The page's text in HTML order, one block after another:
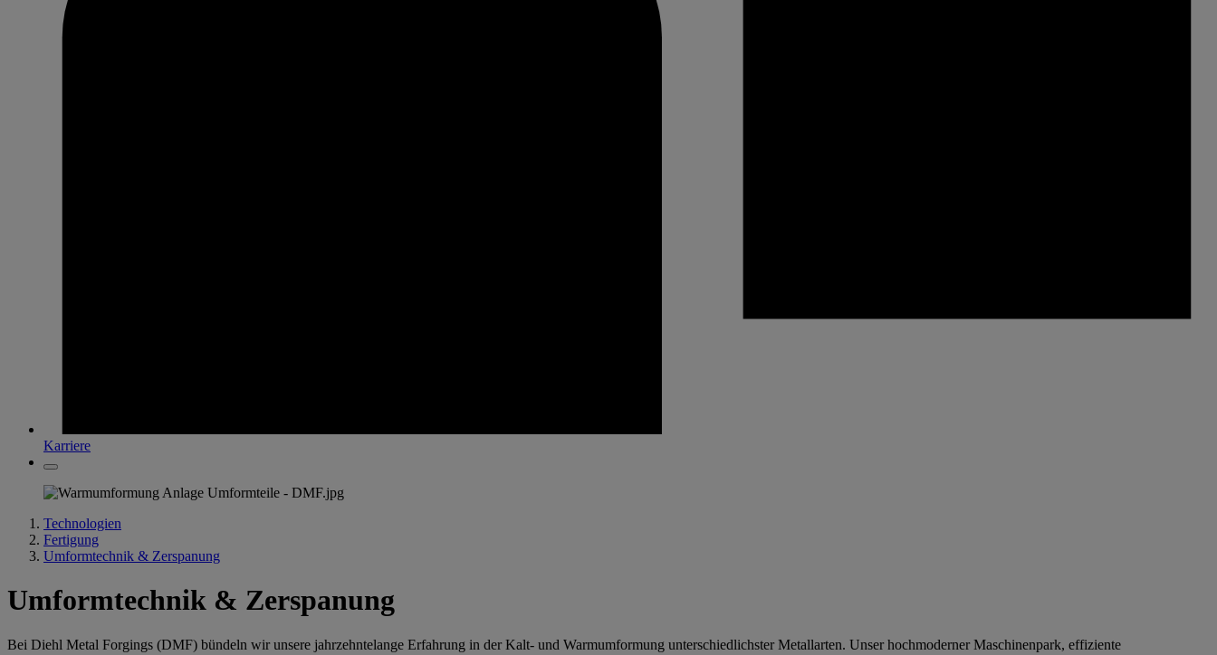
Karriere
Technologien
Fertigung
Umformtechnik & Zerspanung
Umformtechnik & Zerspanung
Bei Diehl Metal Forgings (DMF) bündeln wir unsere jahrzehntelange Erfahrung in der Kalt- und Warmumformung unterschiedlichster Metallarten. Unser hochmoderner Maschinenpark, effiziente